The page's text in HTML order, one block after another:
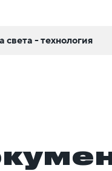
света - технология